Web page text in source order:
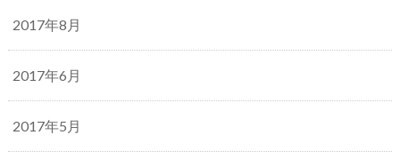
2017年8月
2017年6月
2017年5月